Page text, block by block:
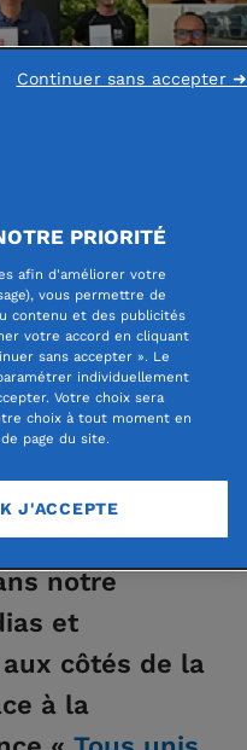
du
notre
et
côtés de la
à la
PRIORITÉ
afin d'améliorer votre
vous permettre de
contenu et des publicités
votre accord en cliquant
sans accepter ». Le
individuellement
Votre choix sera
choix à tout moment en
page du site.
J'ACCEPTE
Continuer sans accepter ➜